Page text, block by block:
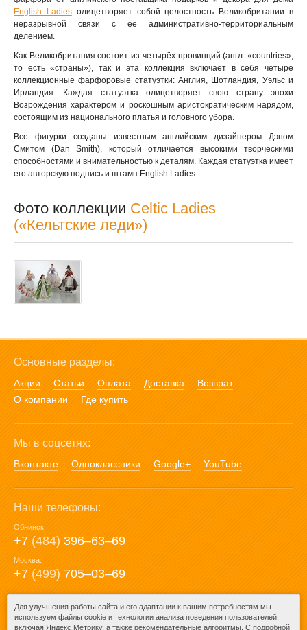
English Ladiesолицетворяет собой целостность Великобритании в
неразрывной связи с её административно-территориальным
делением.
Как Великобритания состоит из четырёх провинций (англ. «countries»,
то есть «страны»), так и эта коллекция включает в себя четыре
коллекционные фарфоровые статуэтки: Англия, Шотландия, Уэльс и
Ирландия. Каждая статуэтка олицетворяет свою страну эпохи
Возрождения характером и роскошным аристократическим нарядом,
состоящим из национального платья и головного убора.
Все фигурки созданы известным английским дизайнером Дэном
Смитом (Dan Smith), который отличается высокими творческими
способностями и внимательностью к деталям. Каждая статуэтка имеет
его авторскую подпись и штамп English Ladies.
Фото коллекции Celtic Ladies
(«Кельтские леди»)
Основные разделы:
Акции Статьи Оплата Доставка
Возврат
О компании
Где купить
Мы в соцсетях:
Вконтакте Одноклассники Google+ YouTube
Наши телефоны:
Обнинск:
+7 (484) 396‒63‒69
Москва:
+7 (499) 705‒03‒69
E-mail:
mail@posuda40.ru
Для улучшения работы сайта и его адаптации к вашим потребностям мы
используем файлы cookie и технологии анализа поведения пользователей,
включая Яндекс Метрику, а также рекомендательные алгоритмы. С подробной